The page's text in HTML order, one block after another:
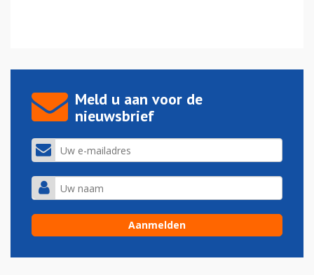
Meld u aan voor de
nieuwsbrief